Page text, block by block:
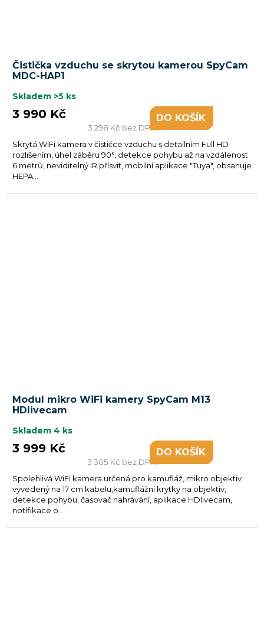
Čistička vzduchu se skrytou kamerou SpyCam
MDC-HAP1
Skladem >5 ks
3 298 Kč bez DPH
3 990 Kč DO KOŠÍKU
Skrytá WiFi kamera v čističce vzduchu s detailním Full HD
rozlišením, úhel záběru 90°, detekce pohybu až na vzdálenost
6 metrů, neviditelný IR přísvit, mobilní aplikace "Tuya", obsahuje
HEPA...
Modul mikro WiFi kamery SpyCam M13
HDlivecam
Skladem 4 ks
3 305 Kč bez DPH
3 999 Kč DO KOŠÍKU
Spolehlivá WiFi kamera určená pro kamufláž, mikro objektiv
vyvedený na 17 cm kabelu,kamuflážní krytky na objektiv,
detekce pohybu, časovač nahrávání, aplikace HDlivecam,
notifikace o...